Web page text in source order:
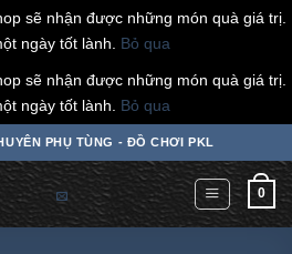
sẽ nhận được những món quà giá trị.
ngày tốt lành. Bỏ qua
sẽ nhận được những món quà giá trị.
ngày tốt lành. Bỏ qua
PHỤ TÙNG - ĐỒ CHƠI PKL
0